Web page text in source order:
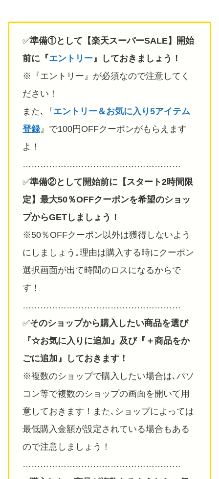
✅️準備①として 【楽天スーパーSALE】
開始
前に『エントリー 』しておきましょう！
※『エントリー』が必須なので注意してく
ださい！
また､『エントリー＆お気に入り5アイテム
登録』で100円OFFクーポンがもらえます
よ！
………………………………………………
✅️準備②として開始前に 【スタート2時間限
定】最大50％OFFクーポンを希望のショッ
プからGETしましょう！
※50％OFFクーポン以外は獲得しないよう
にしましょう｡理由は購入する時にクーポン
選択画面が出て時間のロスになるからで
す！
………………………………………………
✅️そのショップから購入したい商品を選び
『☆お気に入りに追加』及び『＋商品をか
ごに追加』しておきます！
※複数のショップで購入したい場合は､パソ
コン等で複数のショップの画面を開いて用
意しておきます！また､ショップによっては
最低購入金額が設定されている場合もある
ので注意しましょう！
………………………………………………